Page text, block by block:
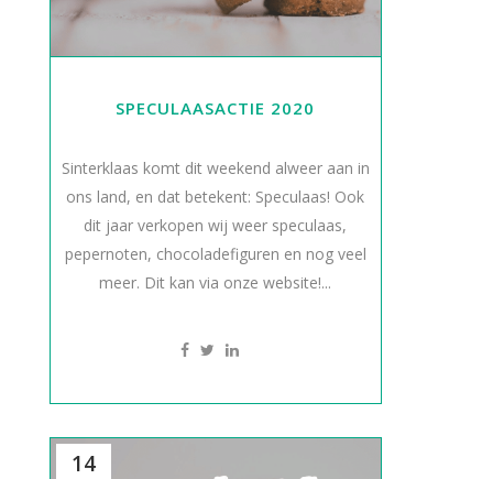
SPECULAASACTIE 2020
Sinterklaas komt dit weekend alweer aan in
ons land, en dat betekent: Speculaas! Ook
dit jaar verkopen wij weer speculaas,
pepernoten, chocoladefiguren en nog veel
meer. Dit kan via onze website!...
14